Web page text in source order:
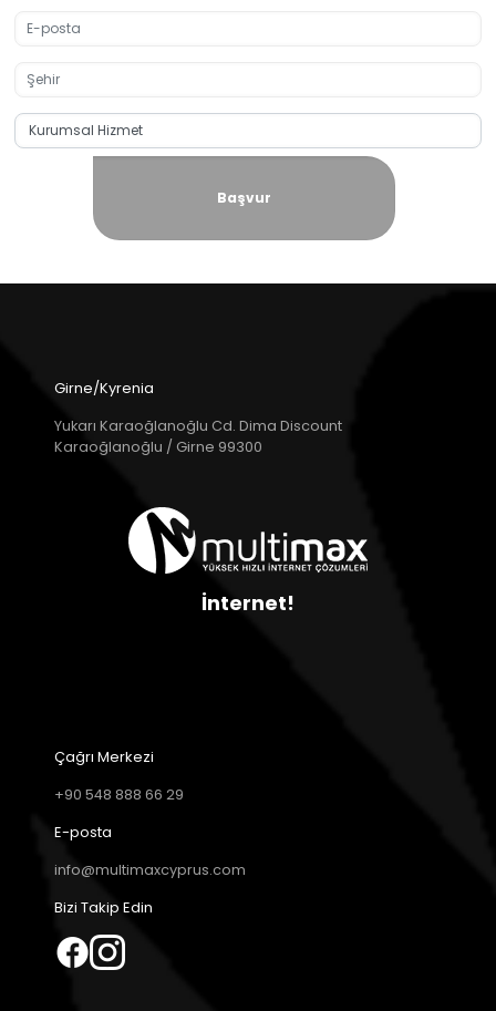
Başvur
Girne/Kyrenia
Yukarı Karaoğlanoğlu Cd. Dima Discount
Karaoğlanoğlu / Girne 99300
İnternet!
Çağrı Merkezi
+90 548 888 66 29
E-posta
info@multimaxcyprus.com
Bizi Takip Edin